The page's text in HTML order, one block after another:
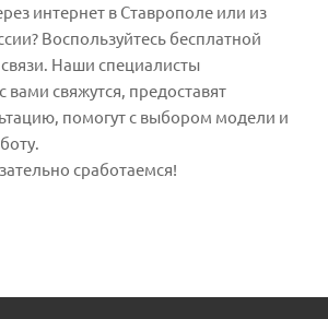
интернет в Ставрополе или из
Воспользуйтесь бесплатной
Наши специалисты
вами свяжутся, предоставят
помогут с выбором модели и
сработаемся!